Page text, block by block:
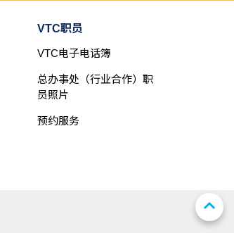
VTC职员
VTC电子电话簿
总办事处（行业合作）职
员照片
预约服务